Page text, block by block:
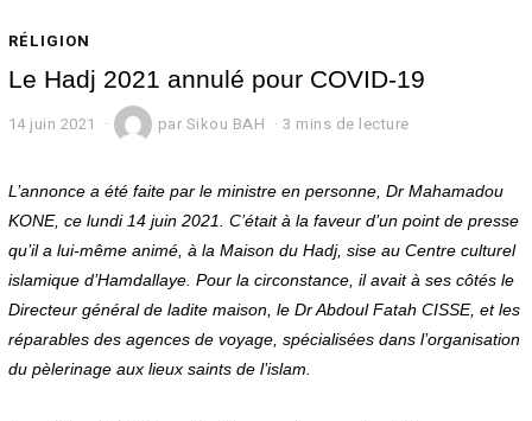
RÉLIGION
Le Hadj 2021 annulé pour COVID-19
14 juin 2021
u
n
2
0
1
par Sikou BAH 3 mins de lecture
L’annonce a été faite par le ministre en personne, Dr Mahamadou
KONE, ce lundi 14 juin 2021. C’était à la faveur d’un point de presse
qu’il a lui-même animé, à la Maison du Hadj, sise au Centre culturel
islamique d’Hamdallaye. Pour la circonstance, il avait à ses côtés le
Directeur général de ladite maison, le Dr Abdoul Fatah CISSE, et les
réparables des agences de voyage, spécialisées dans l’organisation
du pèlerinage aux lieux saints de l’islam.